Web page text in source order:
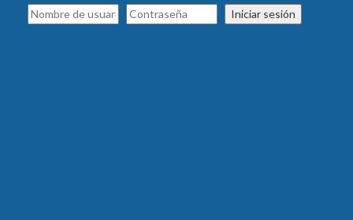
Iniciar sesión